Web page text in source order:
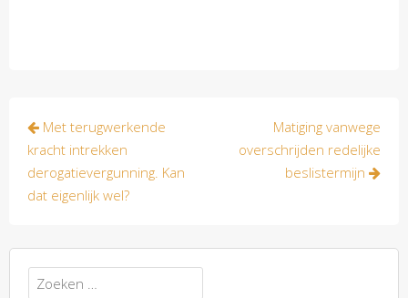
Bericht
navigatie
Met terugwerkende
kracht intrekken
derogatievergunning. Kan
dat eigenlijk wel?
Matiging vanwege
overschrijden redelijke
beslistermijn
Zoeken